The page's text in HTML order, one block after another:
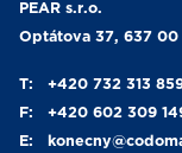
PEAR s.r.o.
Optátova 37, 637 00
T:
+420 732 313
F:
+420 602 309
E:
konecny